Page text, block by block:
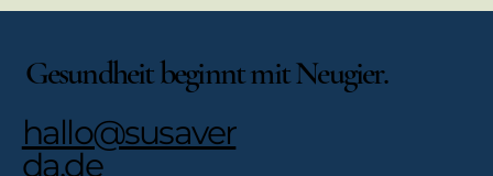
Gesundheit beginnt mit Neugier.
hallo@susaver
da.de